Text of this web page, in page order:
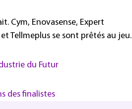
Cym, Enovasense, Expert
Tellmeplus se sont prêtés au jeu.
du Futur
des finalistes